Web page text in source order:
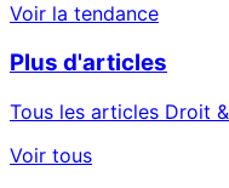
Voir la tendance
Plus d'articles
Tous les articles Droit
Voir tous